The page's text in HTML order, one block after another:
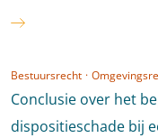
Bestuursrecht ·
Conclusie over het
dispositieschade bij